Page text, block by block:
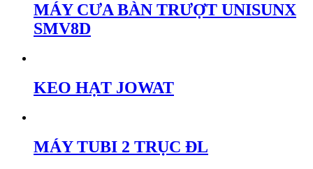
MÁY CƯA BÀN TRƯỢT UNISUNX
SMV8D
KEO HẠT JOWAT
MÁY TUBI 2 TRỤC ĐL